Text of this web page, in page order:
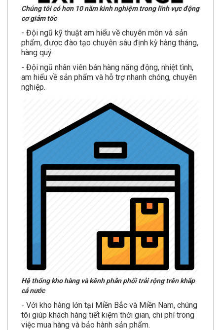
Chúng tôi có hơn 10 năm kinh nghiệm trong lĩnh vực động
cơ giảm tốc
- Đội ngũ kỹ thuật am hiểu về chuyên môn và sản
phẩm, được đào tạo chuyên sâu định kỳ hàng tháng,
hàng quý.
- Đội ngũ nhân viên bán hàng năng động, nhiệt tình,
am hiểu về sản phẩm và hỗ trợ nhanh chóng, chuyên
nghiệp.
Hệ thống kho hàng và kênh phân phối trải rộng trên khắp
cả nước
- Với kho hàng lớn tại Miền Bắc và Miền Nam, chúng
tôi giúp khách hàng tiết kiệm thời gian, chi phí trong
việc mua hàng và bảo hành sản phẩm.